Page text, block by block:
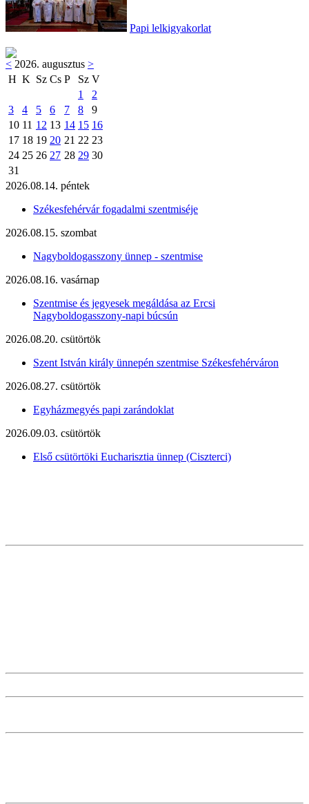
Papi lelkigyakorlat
< 2026. augusztus >
H K Sz Cs P Sz V
1
2
3
4 5 6 7 8
9
10 11 12 13 14 15 16
17 18 19 20 21 22 23
24 25 26 27 28 29 30
31
2026.08.14. péntek
Székesfehérvár fogadalmi szentmiséje
2026.08.15. szombat
Nagyboldogasszony ünnep - szentmise
2026.08.16. vasárnap
Szentmise és jegyesek megáldása az Ercsi
Nagyboldogasszony-napi búcsún
2026.08.20. csütörtök
Szent István király ünnepén szentmise Székesfehérváron
2026.08.27. csütörtök
Egyházmegyés papi zarándoklat
2026.09.03. csütörtök
Első csütörtöki Eucharisztia ünnep (Ciszterci)